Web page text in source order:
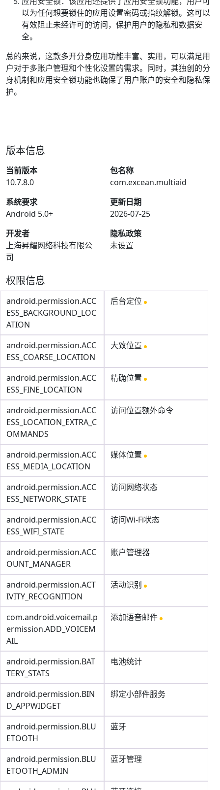
以为任何想要锁住的应用设置密码或指纹解锁。这可以
有效阻止未经许可的访问，保护用户的隐私和数据安
全。
总的来说，这款多开分身应用功能丰富、实用，可以满足用
户对于多账户管理和个性化设置的需求。同时，其独创的分
身机制和应用安全锁功能也确保了用户账户的安全和隐私保
护。
版本信息
当前版本
10.7.8.0
包名称
com.excean.multiaid
系统要求
Android 5.0+
更新日期
2026-07-25
开发者
上海昇耀网络科技有限公
司
隐私政策
未设置
权限信息
android.permission.ACC
ESS_BACKGROUND_LOC
ATION
后台定位
android.permission.ACC
ESS_COARSE_LOCATION
大致位置
android.permission.ACC
ESS_FINE_LOCATION
精确位置
android.permission.ACC
ESS_LOCATION_EXTRA_C
OMMANDS
访问位置额外命令
android.permission.ACC
ESS_MEDIA_LOCATION
媒体位置
android.permission.ACC
ESS_NETWORK_STATE
访问网络状态
android.permission.ACC
ESS_WIFI_STATE
访问Wi-Fi状态
android.permission.ACC
OUNT_MANAGER
账户管理器
android.permission.ACT
IVITY_RECOGNITION
活动识别
com.android.voicemail.p
ermission.ADD_VOICEM
AIL
添加语音邮件
android.permission.BAT
TERY_STATS
电池统计
android.permission.BIN
D_APPWIDGET
绑定小部件服务
android.permission.BLU
ETOOTH
蓝牙
android.permission.BLU
ETOOTH_ADMIN
蓝牙管理